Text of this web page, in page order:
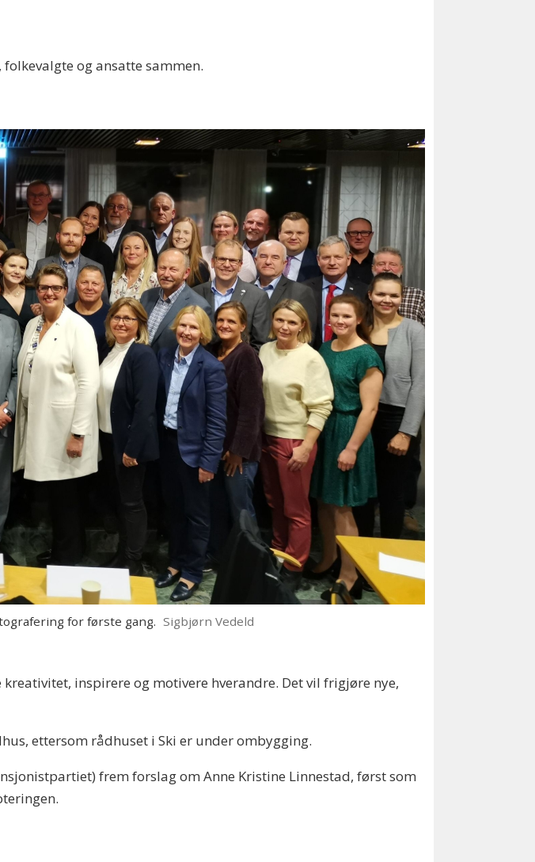
og ansatte sammen.
for første gang. Sigbjørn Vedeld
inspirere og motivere hverandre. Det vil frigjøre nye,
ettersom rådhuset i Ski er under ombygging.
frem forslag om Anne Kristine Linnestad, først som